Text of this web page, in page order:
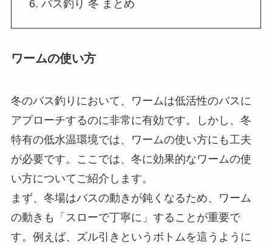
バス釣り 冬 まとめ
ワームの使い方
冬のバス釣りにおいて、ワームは低活性のバスに
アプローチするのに非常に有効です。しかし、冬
特有の低水温環境では、ワームの使い方にも工夫
が必要です。ここでは、冬に効果的なワームの使
い方についてご紹介します。
まず、冬場はバスの動きが鈍くなるため、ワーム
の動きも「スローで丁寧に」することが重要で
す。例えば、ズル引きというボトムを這うように